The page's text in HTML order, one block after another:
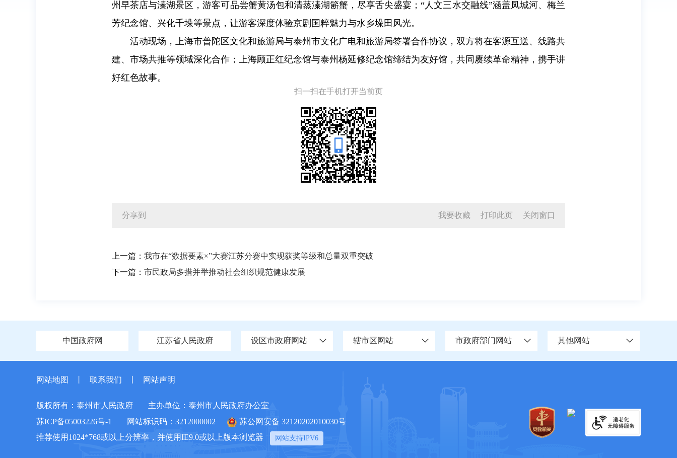
州早茶店与溱湖景区，游客可品尝蟹黄汤包和清蒸溱湖簖蟹，尽享舌尖盛宴；“人文三水交融线”涵盖凤城河、梅兰
芳纪念馆、兴化千垛等景点，让游客深度体验京剧国粹魅力与水乡垛田风光。
活动现场，上海市普陀区文化和旅游局与泰州市文化广电和旅游局签署合作协议，双方将在客源互送、线路共
建、市场共推等领域深化合作；上海顾正红纪念馆与泰州杨延修纪念馆缔结为友好馆，共同赓续革命精神，携手讲
好红色故事。
扫一扫在手机打开当前页
分享到 我要收藏 打印此页 关闭窗口
上一篇： 我市在“数据要素×”大赛江苏分赛中实现获奖等级和总量双重突破
下一篇： 市民政局多措并举推动社会组织规范健康发展
中国政府网 江苏省人民政府 设区市政府网站 辖市区网站 市政府部门网站 其他网站
网站地图 联系我们 网站声明
版权所有：泰州市人民政府
主办单位：泰州市人民政府办公室
苏ICP备05003226号-1
网站标识码：3212000002
苏公网安备 32120202010030号
推荐使用1024*768或以上分辨率，并使用IE9.0或以上版本浏览器
网站支持IPV6